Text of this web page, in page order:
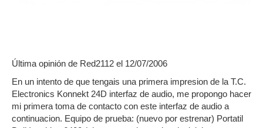
Última opinión de Red2112 el 12/07/2006
En un intento de que tengais una primera impresion de la T.C.
Electronics Konnekt 24D interfaz de audio, me propongo hacer
mi primera toma de contacto con este interfaz de audio a
continuacion. Equipo de prueba: (nuevo por estrenar) Portatil